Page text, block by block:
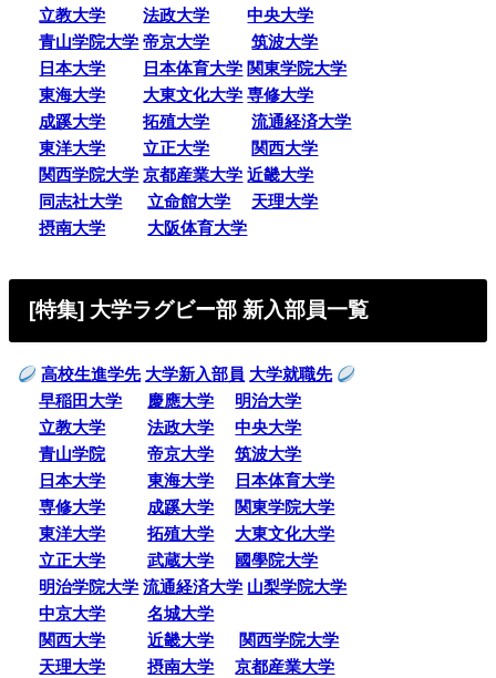
立教大学
法政大学
中央大学
青山学院大学 帝京大学
筑波大学
日本大学
日本体育大学 関東学院大学
東海大学
大東文化大学 専修大学
成蹊大学
拓殖大学
流通経済大学
東洋大学
立正大学
関西大学
関西学院大学 京都産業大学 近畿大学
同志社大学
立命館大学
天理大学
摂南大学
大阪体育大学
[特集] 大学ラグビー部 新入部員一覧
高校生進学先 大学新入部員 大学就職先
早稲田大学
慶應大学
明治大学
立教大学
法政大学
中央大学
青山学院
帝京大学
筑波大学
日本大学
東海大学
日本体育大学
専修大学
成蹊大学
関東学院大学
東洋大学
拓殖大学
大東文化大学
立正大学
武蔵大学
國學院大学
明治学院大学 流通経済大学 山梨学院大学
中京大学
名城大学
関西大学
近畿大学
関西学院大学
天理大学
摂南大学
京都産業大学